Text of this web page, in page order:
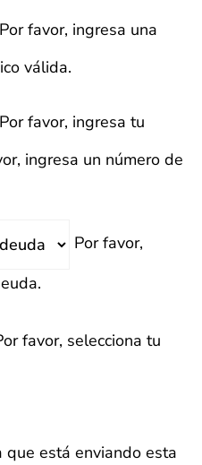
Por favor, ingresa una
válida.
Por favor, ingresa tu
ingresa un número de
Por favor,
favor, selecciona tu
que está enviando esta